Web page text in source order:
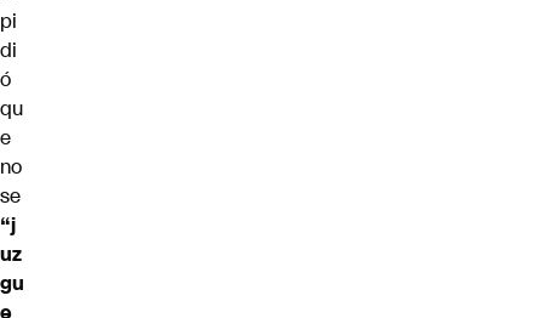
pi
di
ó
qu
e
no
se
“j
uz
gu
e